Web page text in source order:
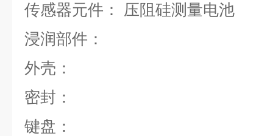
传感器元件： 压阻硅测量电池
浸润部件：
外壳：
密封：
键盘：